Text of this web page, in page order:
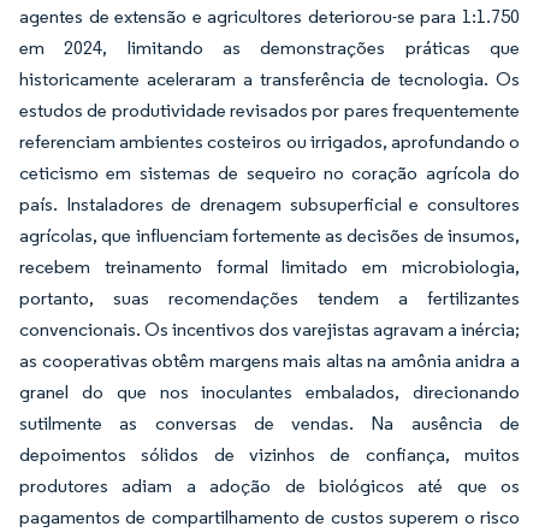
agentes de extensão e agricultores deteriorou-se para 1:1.750
em 2024, limitando as demonstrações práticas que
historicamente aceleraram a transferência de tecnologia. Os
estudos de produtividade revisados por pares frequentemente
referenciam ambientes costeiros ou irrigados, aprofundando o
ceticismo em sistemas de sequeiro no coração agrícola do
país. Instaladores de drenagem subsuperficial e consultores
agrícolas, que influenciam fortemente as decisões de insumos,
recebem treinamento formal limitado em microbiologia,
portanto, suas recomendações tendem a fertilizantes
convencionais. Os incentivos dos varejistas agravam a inércia;
as cooperativas obtêm margens mais altas na amônia anidra a
granel do que nos inoculantes embalados, direcionando
sutilmente as conversas de vendas. Na ausência de
depoimentos sólidos de vizinhos de confiança, muitos
produtores adiam a adoção de biológicos até que os
pagamentos de compartilhamento de custos superem o risco